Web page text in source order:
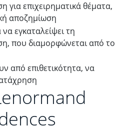
για επιχειρηματικά θέματα,
αποζημίωση
εγκαταλείψει τη
που διαμορφώνεται από το
από επιθετικότητα, να